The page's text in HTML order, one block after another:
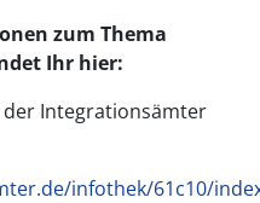
zum Thema
Ihr hier:
Integrationsämter
infothek/61c10/